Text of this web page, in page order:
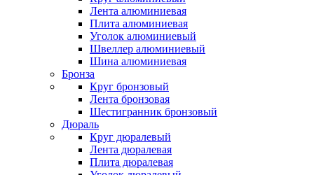
Лента алюминиевая
Плита алюминиевая
Уголок алюминиевый
Швеллер алюминиевый
Шина алюминиевая
Бронза
Круг бронзовый
Лента бронзовая
Шестигранник бронзовый
Дюраль
Круг дюралевый
Лента дюралевая
Плита дюралевая